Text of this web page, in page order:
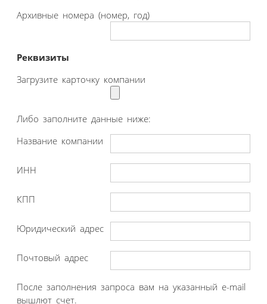
Архивные номера (номер, год)
Реквизиты
Загрузите карточку компании
Либо заполните данные ниже:
Название компании
ИНН
КПП
Юридический адрес
Почтовый адрес
После заполнения запроса вам на указанный e-mail
вышлют счет.